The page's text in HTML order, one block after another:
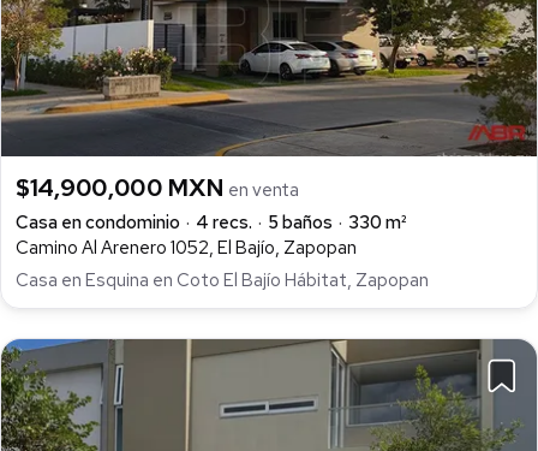
$14,900,000 MXN en venta
Casa en condominio
4 recs. 5 baños
330 m²
Camino Al Arenero 1052, El Bajío, Zapopan
Casa en Esquina en Coto El Bajío Hábitat, Zapopan